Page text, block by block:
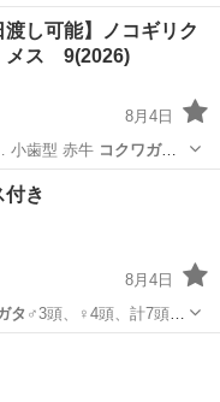
渡し可能】ノコギリク
ス 9(2026)
8月4日
もいるので、ほし… 小歯型 赤牛 コクワガタ
カブトムシ
付き
8月4日
タ ♂3頭、♀4頭、計7頭匹